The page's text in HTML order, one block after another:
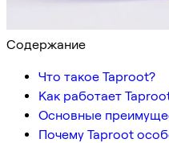
Содержание
Что такое Taproot?
Как работает
Основные
Почему Taproot